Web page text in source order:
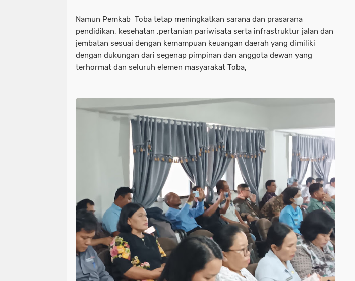
Namun Pemkab Toba tetap meningkatkan sarana dan prasarana
pendidikan, kesehatan ,pertanian pariwisata serta infrastruktur jalan dan
jembatan sesuai dengan kemampuan keuangan daerah yang dimiliki
dengan dukungan dari segenap pimpinan dan anggota dewan yang
terhormat dan seluruh elemen masyarakat Toba,